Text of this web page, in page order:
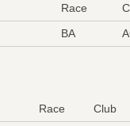
Race
BA
Race
Club